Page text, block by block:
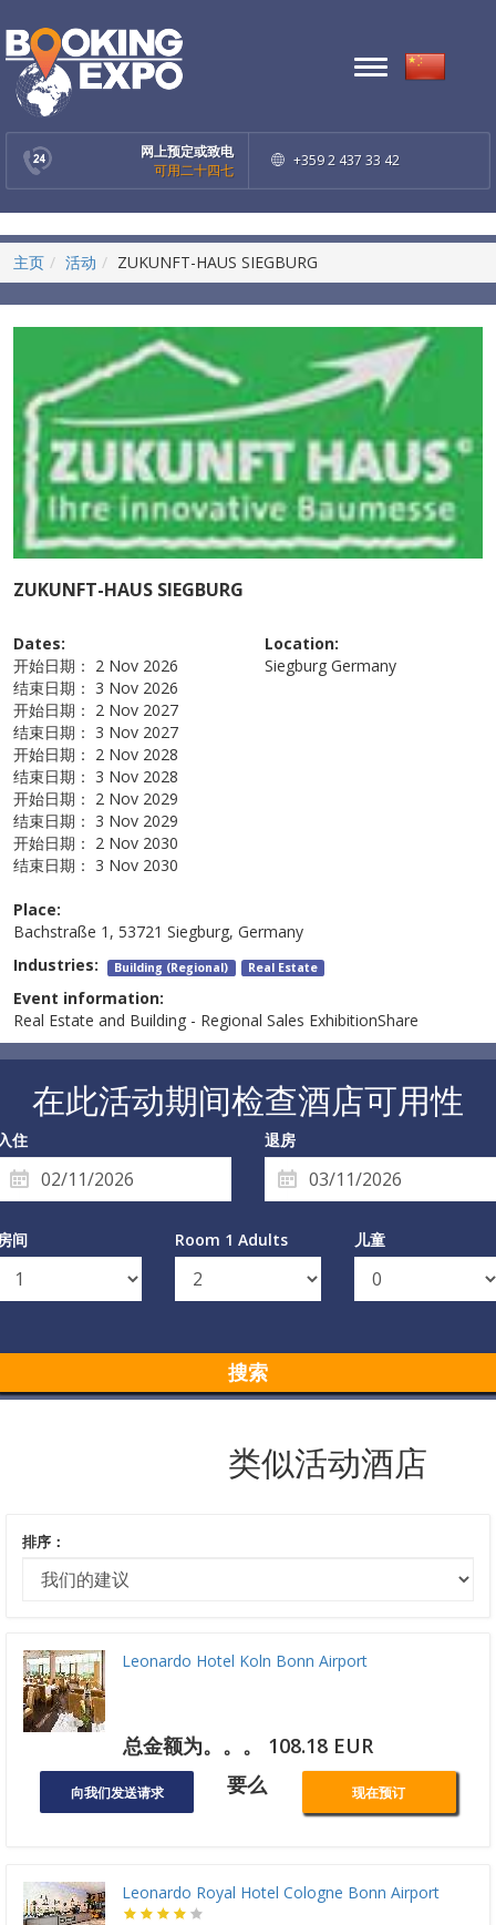
网上预定或致电
可用二十四七
+359 2 437 33 42
Toggle
主页 活动 ZUKUNFT-HAUS SIEGBURG
ZUKUNFT-HAUS SIEGBURG
Dates:
开始日期： 2 Nov 2026
结束日期： 3 Nov 2026
开始日期： 2 Nov 2027
结束日期： 3 Nov 2027
开始日期： 2 Nov 2028
结束日期： 3 Nov 2028
开始日期： 2 Nov 2029
结束日期： 3 Nov 2029
开始日期： 2 Nov 2030
结束日期： 3 Nov 2030
Location:
Siegburg Germany
Place:
Bachstraße 1, 53721 Siegburg, Germany
Industries: Building (Regional) Real Estate
Event information:
Real Estate and Building - Regional Sales ExhibitionShare
在此活动期间检查酒店可用性
住 退房
间 Room 1 Adults 儿童
搜索
类似活动酒店
排序：
Leonardo Hotel Koln Bonn Airport
总金额为。。。 108.18 EUR
向我们发送请求 要么 现在预订
Leonardo Royal Hotel Cologne Bonn Airport